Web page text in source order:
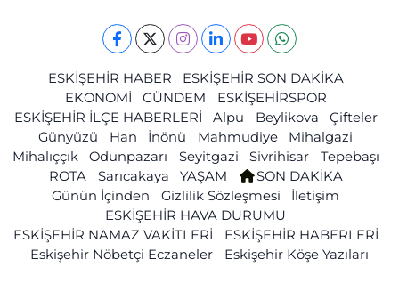
ESKİŞEHİR HABER
ESKİŞEHİR SON DAKİKA
EKONOMİ
GÜNDEM
ESKİŞEHİRSPOR
ESKİŞEHİR İLÇE HABERLERİ
Alpu Beylikova
Çifteler
Günyüzü
Han İnönü Mahmudiye
Mihalgazi
Mihalıççık
Odunpazarı Seyitgazi Sivrihisar
Tepebaşı
ROTA
Sarıcakaya YAŞAM
SON DAKİKA
Günün İçinden
Gizlilik Sözleşmesi
İletişim
ESKİŞEHİR HAVA DURUMU
ESKİŞEHİR NAMAZ VAKİTLERİ
ESKİŞEHİR HABERLERİ
Eskişehir Nöbetçi Eczaneler
Eskişehir Köşe Yazıları